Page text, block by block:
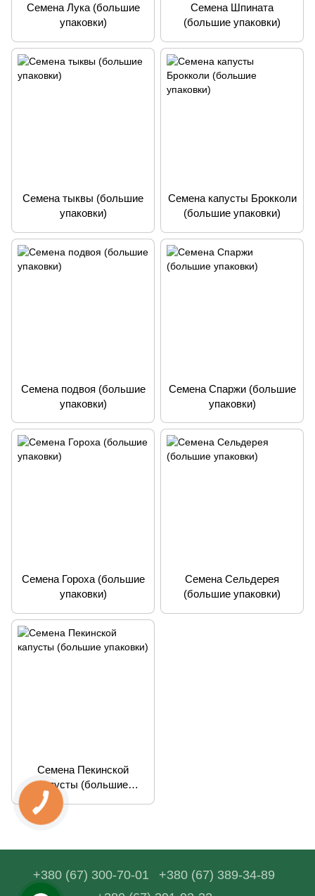
Семена Лука (большие
упаковки)
Семена Шпината
(большие упаковки)
Семена тыквы (большие
упаковки)
Семена капусты Брокколи
(большие упаковки)
Семена подвоя (большие
упаковки)
Семена Спаржи (большие
упаковки)
Семена Гороха (большие
упаковки)
Семена Сельдерея
(большие упаковки)
Семена Пекинской
капусты (большие
упаковки)
+380 (67) 300-70-01
+380 (67) 389-34-89